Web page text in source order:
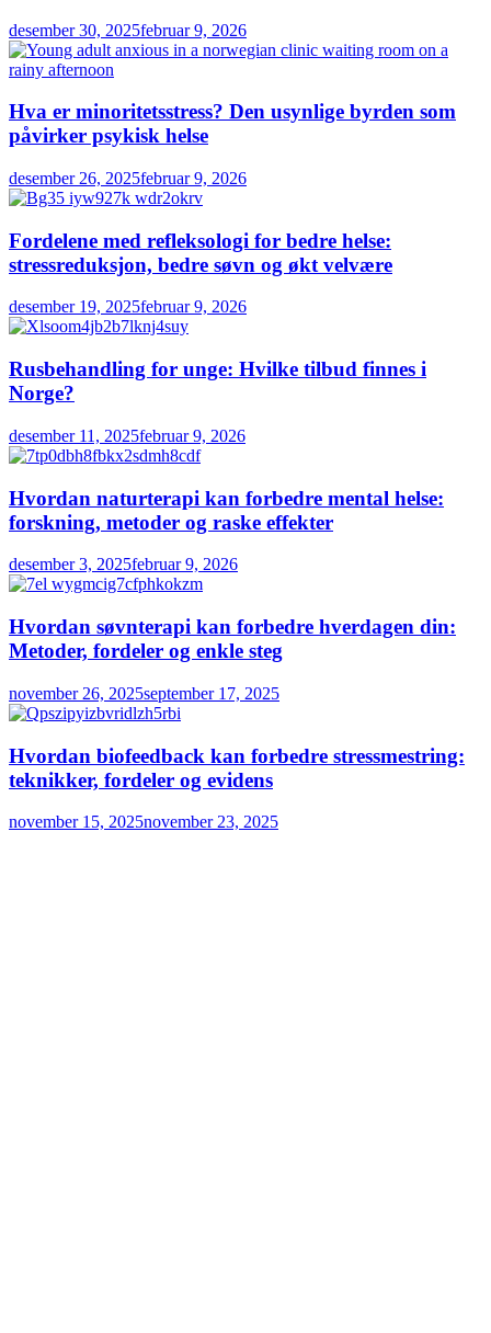
desember 30, 2025februar 9, 2026
Hva er minoritetsstress? Den usynlige byrden som
påvirker psykisk helse
desember 26, 2025februar 9, 2026
Fordelene med refleksologi for bedre helse:
stressreduksjon, bedre søvn og økt velvære
desember 19, 2025februar 9, 2026
Rusbehandling for unge: Hvilke tilbud finnes i
Norge?
desember 11, 2025februar 9, 2026
Hvordan naturterapi kan forbedre mental helse:
forskning, metoder og raske effekter
desember 3, 2025februar 9, 2026
Hvordan søvnterapi kan forbedre hverdagen din:
Metoder, fordeler og enkle steg
november 26, 2025september 17, 2025
Hvordan biofeedback kan forbedre stressmestring:
teknikker, fordeler og evidens
november 15, 2025november 23, 2025